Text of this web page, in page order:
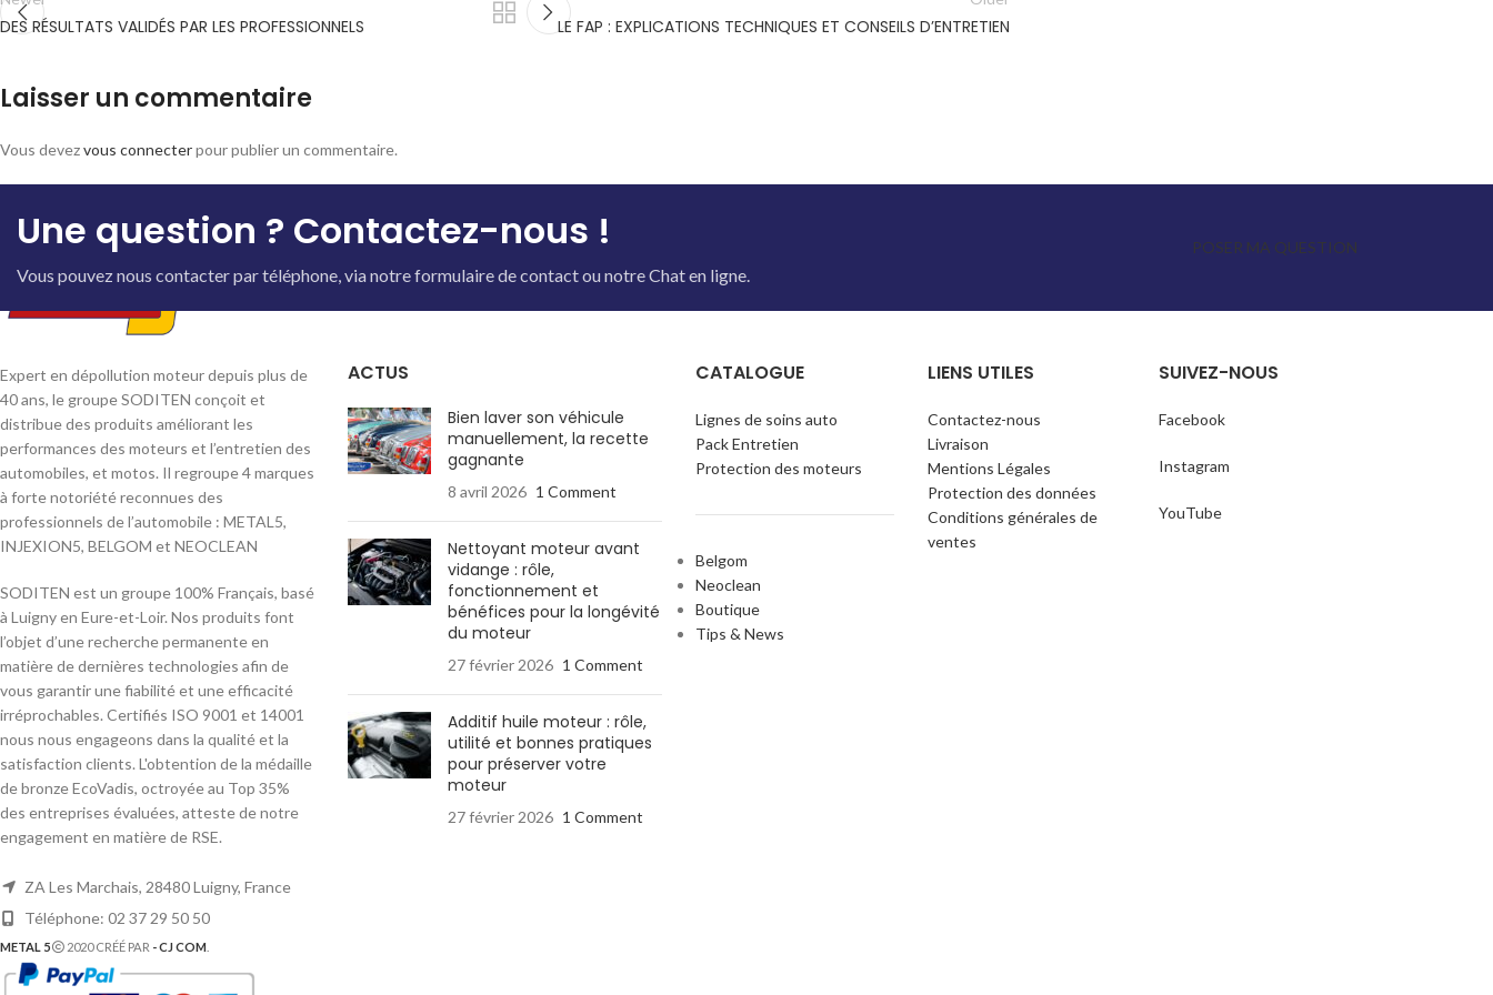
DES RÉSULTATS VALIDÉS PAR LES PROFESSIONNELS LE FAP : EXPLICATIONS TECHNIQUES ET CONSEILS D’ENTRETIEN
Laisser un commentaire
Vous devezvous connecterpour publier un commentaire.
Une question ? Contactez-nous !
Vous pouvez nous contacter par téléphone, via notre formulaire de contact ou notre Chat en ligne.
POSER MA QUESTION
Expert en dépollution moteur depuis plus de
40 ans, le groupe SODITEN conçoit et
distribue des produits améliorant les
performances des moteurs et l’entretien des
automobiles, et motos. Il regroupe 4 marques
à forte notoriété reconnues des
professionnels de l’automobile : METAL5,
INJEXION5, BELGOM et NEOCLEAN
SODITEN est un groupe 100% Français, basé
à Luigny en Eure-et-Loir. Nos produits font
l’objet d’une recherche permanente en
matière de dernières technologies afin de
vous garantir une fiabilité et une efficacité
irréprochables. Certifiés ISO 9001 et 14001
nous nous engageons dans la qualité et la
satisfaction clients. L'obtention de la médaille
de bronze EcoVadis, octroyée au Top 35%
des entreprises évaluées, atteste de notre
engagement en matière de RSE.
ZA Les Marchais, 28480 Luigny, France
Téléphone: 02 37 29 50 50
ACTUS
Bien laver son véhicule
manuellement, la recette
gagnante
8 avril 2026 1 Comment
Nettoyant moteur avant
vidange : rôle,
fonctionnement et
bénéfices pour la longévité
du moteur
27 février 2026 1 Comment
Additif huile moteur : rôle,
utilité et bonnes pratiques
pour préserver votre
moteur
27 février 2026 1 Comment
CATALOGUE
Lignes de soins auto
Pack Entretien
Protection des moteurs
Belgom
Neoclean
Boutique
Tips & News
LIENS UTILES
Contactez-nous
Livraison
Mentions Légales
Protection des données
Conditions générales de
ventes
SUIVEZ-NOUS
Facebook
Instagram
YouTube
METAL 5 2020 CRÉÉ PAR - CJ COM